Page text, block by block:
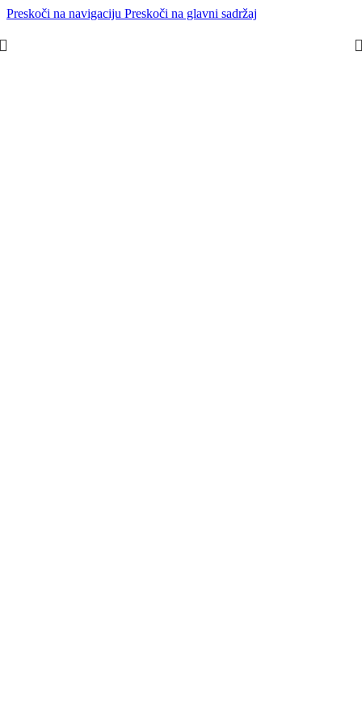
Preskoči na navigaciju Preskoči na glavni sadržaj